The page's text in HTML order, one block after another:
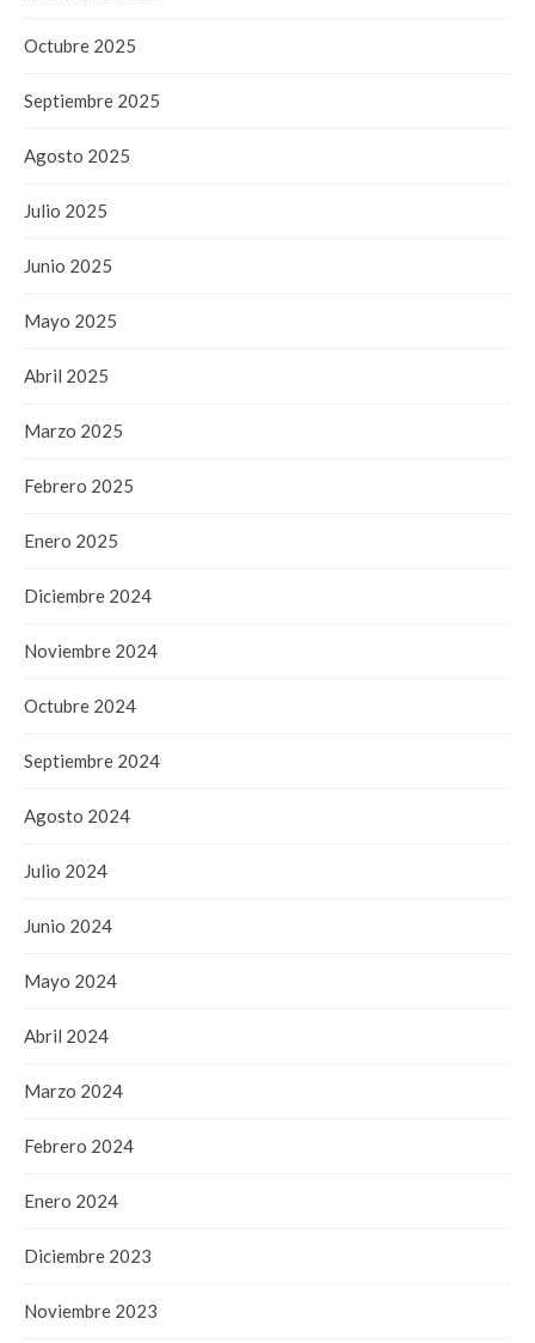
Octubre 2025
Septiembre 2025
Agosto 2025
Julio 2025
Junio 2025
Mayo 2025
Abril 2025
Marzo 2025
Febrero 2025
Enero 2025
Diciembre 2024
Noviembre 2024
Octubre 2024
Septiembre 2024
Agosto 2024
Julio 2024
Junio 2024
Mayo 2024
Abril 2024
Marzo 2024
Febrero 2024
Enero 2024
Diciembre 2023
Noviembre 2023